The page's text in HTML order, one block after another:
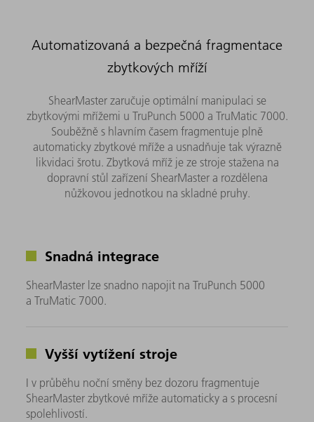
Automatizovaná a bezpečná fragmentace
zbytkových mříží
ShearMaster zaručuje optimální manipulaci se
zbytkovými mřížemi u TruPunch 5000 a TruMatic 7000.
Souběžně s hlavním časem fragmentuje plně
automaticky zbytkové mříže a usnadňuje tak výrazně
likvidaci šrotu. Zbytková mříž je ze stroje stažena na
dopravní stůl zařízení ShearMaster a rozdělena
nůžkovou jednotkou na skladné pruhy.
Snadná integrace
ShearMaster lze snadno napojit na TruPunch 5000
a TruMatic 7000.
Vyšší vytížení stroje
I v průběhu noční směny bez dozoru fragmentuje
ShearMaster zbytkové mříže automaticky a s procesní
spolehlivostí.